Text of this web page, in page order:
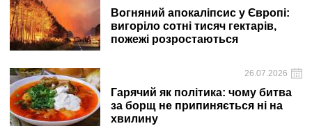
Вогняний апокаліпсис у Європі:
вигоріло сотні тисяч гектарів,
пожежі розростаються
26.07.2026
Гарячий як політика: чому битва
за борщ не припиняється ні на
хвилину